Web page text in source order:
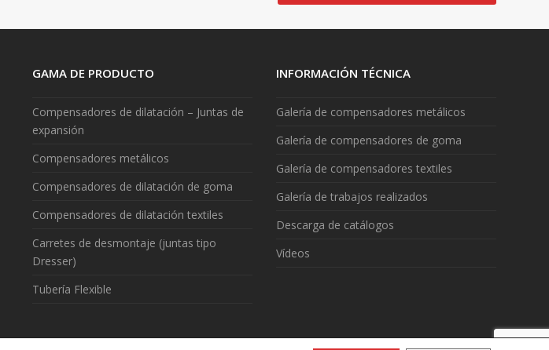
GAMA DE PRODUCTO
Compensadores de dilatación – Juntas de
expansión
Compensadores metálicos
Compensadores de dilatación de goma
Compensadores de dilatación textiles
Carretes de desmontaje (juntas tipo
Dresser)
Tubería Flexible
INFORMACIÓN TÉCNICA
Galería de compensadores metálicos
Galería de compensadores de goma
Galería de compensadores textiles
Galería de trabajos realizados
Descarga de catálogos
Vídeos